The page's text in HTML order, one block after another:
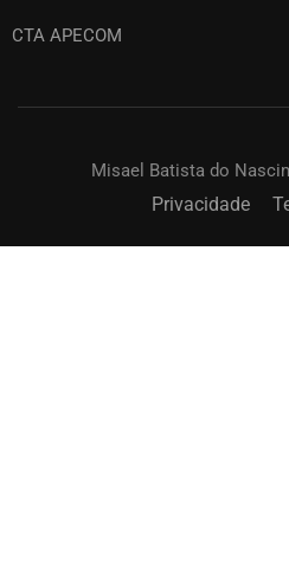
CTA APECOM
Misael Batista do
Privacidade